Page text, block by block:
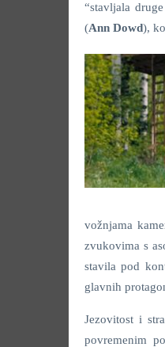
“stavljala
(Ann Dowd),
vožnjama
zvukovima s
stavila pod
glavnih
Jezovitost i
povremenim